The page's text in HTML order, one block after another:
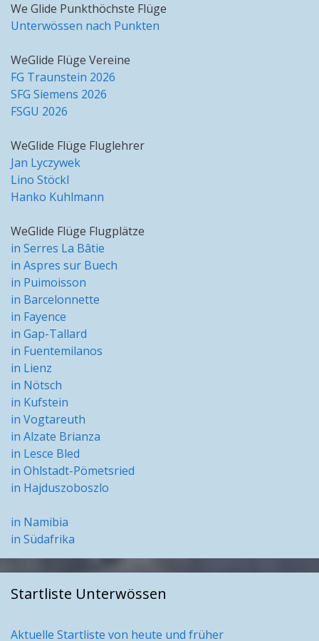
We Glide Punkthöchste Flüge
Unterwössen nach Punkten
WeGlide Flüge Vereine
FG Traunstein 2026
SFG Siemens 2026
FSGU 2026
WeGlide Flüge Fluglehrer
Jan Lyczywek
Lino Stöckl
Hanko Kuhlmann
WeGlide Flüge Flugplätze
in Serres La Bâtie
in Aspres sur Buech
in Puimoisson
in Barcelonnette
in Fayence
in Gap-Tallard
in Fuentemilanos
in Lienz
in Nötsch
in Kufstein
in Vogtareuth
in Alzate Brianza
in Lesce Bled
in Ohlstadt-Pömetsried
in Hajduszoboszlo
in Namibia
in Südafrika
Startliste Unterwössen
Aktuelle Startliste von heute und früher